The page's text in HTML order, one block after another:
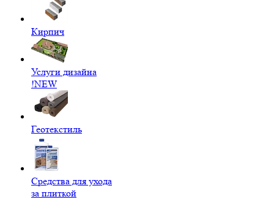
Кирпич
Услуги дизайна
!NEW
Геотекстиль
Средства для ухода
за плиткой